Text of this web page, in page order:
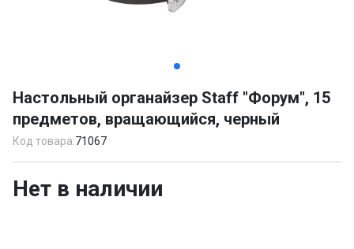
of
2
Настольный органайзер Staff "Форум", 15
предметов, вращающийся, черный
Код товара:71067
Нет в наличии